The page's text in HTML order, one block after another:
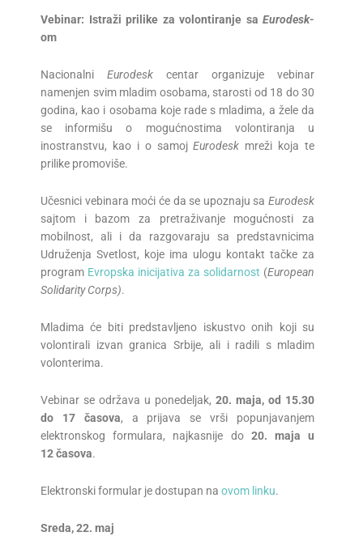
Vebinar: Istraži prilike za volontiranje sa Eurodesk-
om
Nacionalni Eurodesk centar organizuje vebinar
namenjen svim mladim osobama, starosti od 18 do 30
godina, kao i osobama koje rade s mladima, a žele da
se informišu o mogućnostima volontiranja u
inostranstvu, kao i o samojEurodesk mreži koja te
prilike promoviše.
Učesnici vebinara moći će da se upoznaju sa Eurodesk
sajtom i bazom za pretraživanje mogućnosti za
mobilnost, ali i da razgovaraju sa predstavnicima
Udruženja Svetlost, koje ima ulogu kontakt tačke za
program Evropska inicijativa za solidarnost (European
Solidarity Corps).
Mladima će biti predstavljeno iskustvo onih koji su
volontirali izvan granica Srbije, ali i radili s mladim
volonterima.
Vebinar se održava u ponedeljak, 20. maja, od 15.30
do 17časova, a prijava se vrši popunjavanjem
elektronskog formulara, najkasnije do 20. maja u
12časova.
Elektronski formular je dostupan na ovom linku.
Sreda,22. maj